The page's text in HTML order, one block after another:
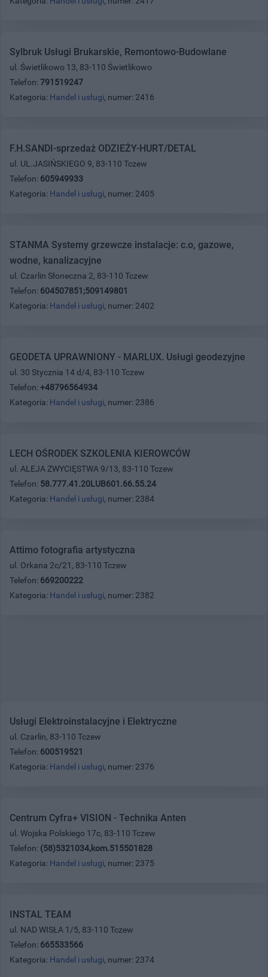
Sylbruk Usługi Brukarskie, Remontowo-Budowlane
ul. Świetlikowo 13, 83-110 Świetlikowo
Telefon: 791519247
Kategoria: Handel i usługi, numer: 2416
F.H.SANDI-sprzedaż ODZIEŻY-HURT/DETAL
ul. UL.JASIŃSKIEGO 9, 83-110 Tczew
Telefon: 605949933
Kategoria: Handel i usługi, numer: 2405
STANMA Systemy grzewcze instalacje: c.o, gazowe,
wodne, kanalizacyjne
ul. Czarlin Słoneczna 2, 83-110 Tczew
Telefon: 604507851;509149801
Kategoria: Handel i usługi, numer: 2402
GEODETA UPRAWNIONY - MARLUX. Usługi geodezyjne
ul. 30 Stycznia 14 d/4, 83-110 Tczew
Telefon: +48796564934
Kategoria: Handel i usługi, numer: 2386
LECH OŚRODEK SZKOLENIA KIEROWCÓW
ul. ALEJA ZWYCIĘSTWA 9/13, 83-110 Tczew
Telefon: 58.777.41.20LUB601.66.55.24
Kategoria: Handel i usługi, numer: 2384
Attimo fotografia artystyczna
ul. Orkana 2c/21, 83-110 Tczew
Telefon: 669200222
Kategoria: Handel i usługi, numer: 2382
Usługi Elektroinstalacyjne i Elektryczne
ul. Czarlin, 83-110 Tczew
Telefon: 600519521
Kategoria: Handel i usługi, numer: 2376
Centrum Cyfra+ VISION - Technika Anten
ul. Wojska Polskiego 17c, 83-110 Tczew
Telefon: (58)5321034,kom.515501828
Kategoria: Handel i usługi, numer: 2375
INSTAL TEAM
ul. NAD WISŁA 1/5, 83-110 Tczew
Telefon: 665533566
Kategoria: Handel i usługi, numer: 2374